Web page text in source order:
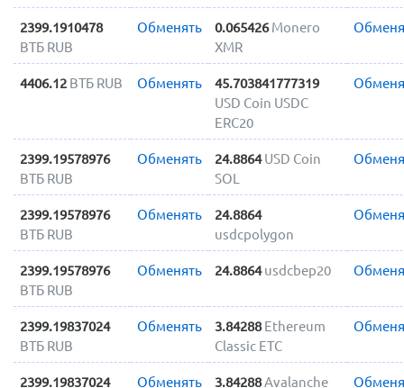
2399.1910478
ВТБ RUB
Обменять 0.065426 Monero
XMR
4406.12 ВТБ RUB Обменять
45.703841777319
USD Coin USDC
ERC20
2399.19578976
ВТБ RUB
Обменять 24.8864 USD Coin
SOL
2399.19578976
ВТБ RUB
Обменять
24.8864
usdcpolygon
2399.19578976
ВТБ RUB
Обменять 24.8864 usdcbep20
2399.19837024
ВТБ RUB
Обменять 3.84288 Ethereum
Classic ETC
2399.19837024 Обменять 3.84288Avalanche